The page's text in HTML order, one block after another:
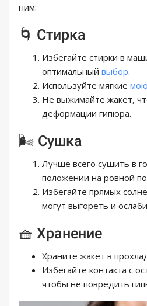
ним:
🌀 Стирка
Избегайте стирки в
оптимальный выбор.
Используйте мягкие
Не выжимайте жакет,
деформации гипюра.
🌬️ Сушка
Лучше всего сушить в
положении на ровной
Избегайте прямых
могут выгореть и
🧺 Хранение
Храните жакет в
Избегайте контакта с
чтобы не повредить